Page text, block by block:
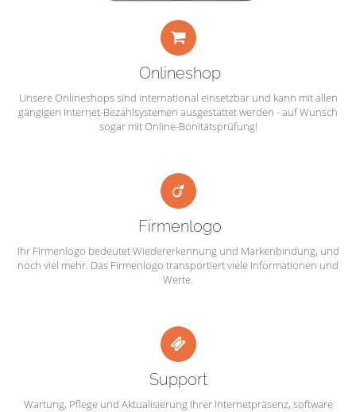
Onlineshop
Unsere Onlineshops sind international einsetzbar und kann mit allen
gängigen Internet-Bezahlsystemen ausgestattet werden - auf Wunsch
sogar mit Online-Bonitätsprüfung!
Firmenlogo
Ihr Firmenlogo bedeutet Wiedererkennung und Markenbindung, und
noch viel mehr. Das Firmenlogo transportiert viele Informationen und
Werte.
Support
Wartung, Pflege und Aktualisierung Ihrer Internetpräsenz, software